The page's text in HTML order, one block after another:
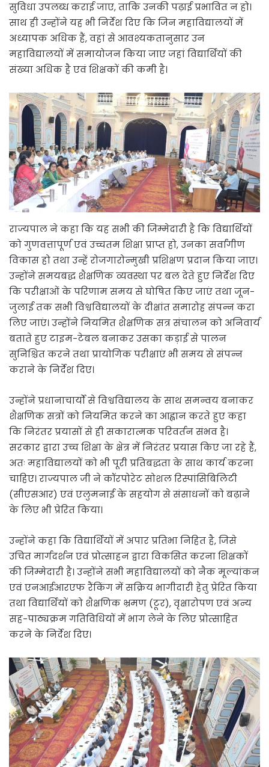
सुविधा उपलब्ध कराई जाए, ताकि उनकी पढ़ाई प्रभावित न हो।
साथ ही उन्होंने यह भी निर्देश दिए कि जिन महाविद्यालयों में
अध्यापक अधिक हैं, वहां से आवश्यकतानुसार उन
महाविद्यालयों में समायोजन किया जाए जहां विद्यार्थियों की
संख्या अधिक है एवं शिक्षकों की कमी है।
राज्यपाल ने कहा कि यह सभी की जिम्मेदारी है कि विद्यार्थियों
को गुणवत्तापूर्ण एवं उच्चतम शिक्षा प्राप्त हो, उनका सर्वांगीण
विकास हो तथा उन्हें रोजगारोन्मुखी प्रशिक्षण प्रदान किया जाए।
उन्होंने समयबद्ध शैक्षणिक व्यवस्था पर बल देते हुए निर्देश दिए
कि परीक्षाओं के परिणाम समय से घोषित किए जाएं तथा जून-
जुलाई तक सभी विश्वविद्यालयों के दीक्षांत समारोह संपन्न करा
लिए जाएं। उन्होंने नियमित शैक्षणिक सत्र संचालन को अनिवार्य
बताते हुए टाइम-टेबल बनाकर उसका कड़ाई से पालन
सुनिश्चित करने तथा प्रायोगिक परीक्षाएं भी समय से संपन्न
कराने के निर्देश दिए।
उन्होंने प्रधानाचार्यों से विश्वविद्यालय के साथ समन्वय बनाकर
शैक्षणिक सत्रों को नियमित करने का आह्वान करते हुए कहा
कि निरंतर प्रयासों से ही सकारात्मक परिवर्तन संभव है।
सरकार द्वारा उच्च शिक्षा के क्षेत्र में निरंतर प्रयास किए जा रहे हैं,
अतः महाविद्यालयों को भी पूरी प्रतिबद्धता के साथ कार्य करना
चाहिए। राज्यपाल जी ने कॉरपोरेट सोशल रिस्पांसिबिलिटी
(सीएसआर) एवं एलुमनाई के सहयोग से संसाधनों को बढ़ाने
के लिए भी प्रेरित किया।
उन्होंने कहा कि विद्यार्थियों में अपार प्रतिभा निहित है, जिसे
उचित मार्गदर्शन एवं प्रोत्साहन द्वारा विकसित करना शिक्षकों
की जिम्मेदारी है। उन्होंने सभी महाविद्यालयों को नैक मूल्यांकन
एवं एनआईआरएफ रैंकिंग में सक्रिय भागीदारी हेतु प्रेरित किया
तथा विद्यार्थियों को शैक्षणिक भ्रमण (टूर), वृक्षारोपण एवं अन्य
सह-पाठ्यक्रम गतिविधियों में भाग लेने के लिए प्रोत्साहित
करने के निर्देश दिए।